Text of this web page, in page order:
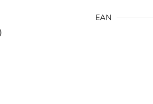
EAN